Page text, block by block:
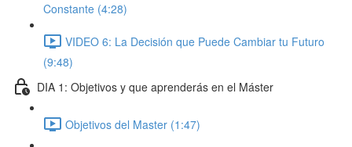
Constante (4:28)
VIDEO 6: La Decisión que Puede Cambiar tu Futuro
(9:48)
DIA 1: Objetivos y que aprenderás en el Máster
Objetivos del Master (1:47)